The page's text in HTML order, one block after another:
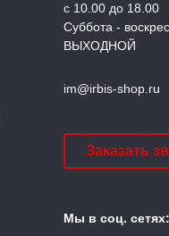
с 10.00 до 18.00
Суббота -
ВЫХОДНОЙ
im@irbis-shop.ru
Заказать
Мы в соц. сетях: